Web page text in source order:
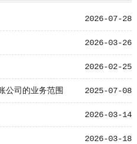
2026-07-28
2026-03-26
2026-02-25
2025-07-08
公司的业务范围
2026-03-14
2026-03-18